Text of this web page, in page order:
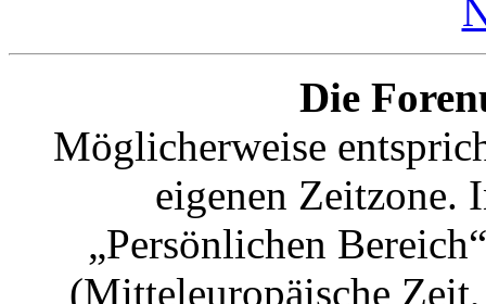
Die
Möglicherweise
eigenen Zeitzone.
„Persönlichen
(Mitteleuropäische